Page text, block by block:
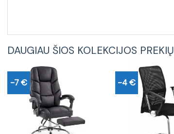
DAUGIAU ŠIOS KOLEKCIJOS PREKIŲ
-7 € -4 €